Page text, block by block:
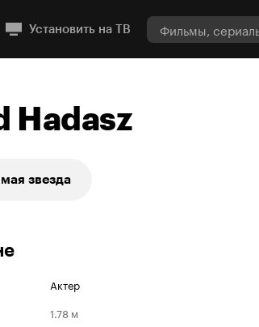
Установить на ТВ
Hadasz
звезда
Актер
1.78 м